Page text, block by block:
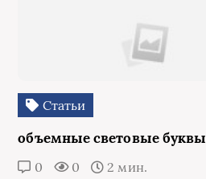
Статьи
объемные световые буквы
0 0 2 мин.